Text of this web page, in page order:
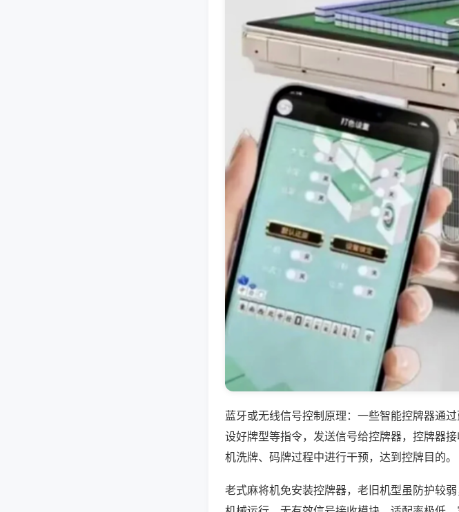
蓝牙或无线信号控制原理：一些智能控牌器通
设好牌型等指令，发送信号给控牌器，控牌器
机洗牌、码牌过程中进行干预，达到控牌目的。
老式麻将机免安装控牌器，老旧机型虽防护较